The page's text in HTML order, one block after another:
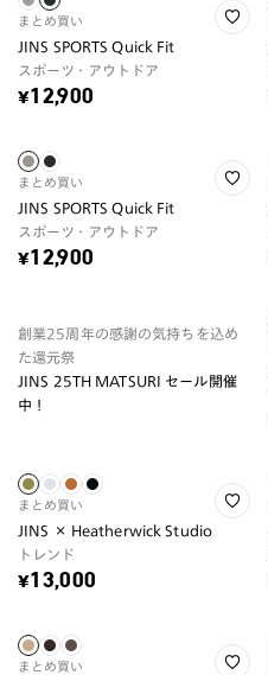
まとめ買い
JINS SPORTS Quick Fit
スポーツ・アウトドア
¥12,900
まとめ買い
JINS SPORTS Quick Fit
スポーツ・アウトドア
¥12,900
創業25周年の感謝の気持ちを込め
た還元祭
JINS 25TH MATSURI セール開催
中！
まとめ買い
JINS × Heatherwick Studio
トレンド
¥13,000
まとめ買い